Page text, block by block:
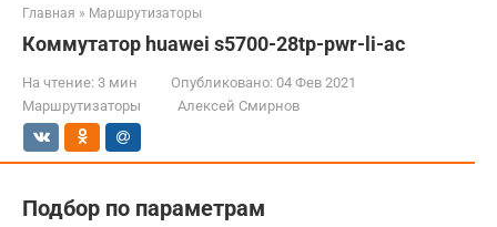
Главная » Маршрутизаторы
Коммутатор huawei s5700-28tp-pwr-li-ac
На чтение: 3 мин Опубликовано: 04 Фев 2021
Маршрутизаторы
Алексей Смирнов
Подбор по параметрам